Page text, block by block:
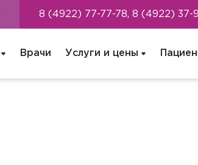
8 (4922) 77-77-78, 8 (4922) 37-
Врачи Услуги и цены